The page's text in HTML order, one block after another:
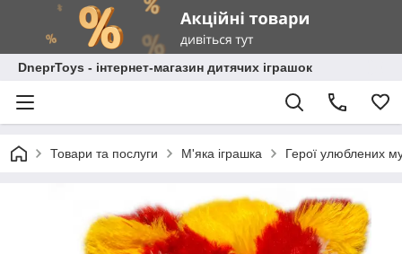
DneprToys - інтернет-магазин дитячих іграшок
Товари та послуги М'яка іграшка Герої улюблених